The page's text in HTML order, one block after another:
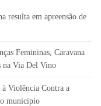
resulta em apreensão de
Femininas, Caravana
na Via Del Vino
à Violência Contra a
município